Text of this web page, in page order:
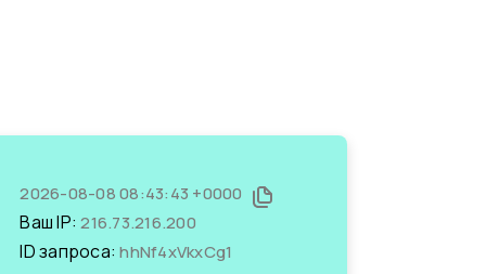
2026-08-08 08:43:43 +0000
Ваш IP:216.73.216.200
ID запроса:hhNf4xVkxCg1